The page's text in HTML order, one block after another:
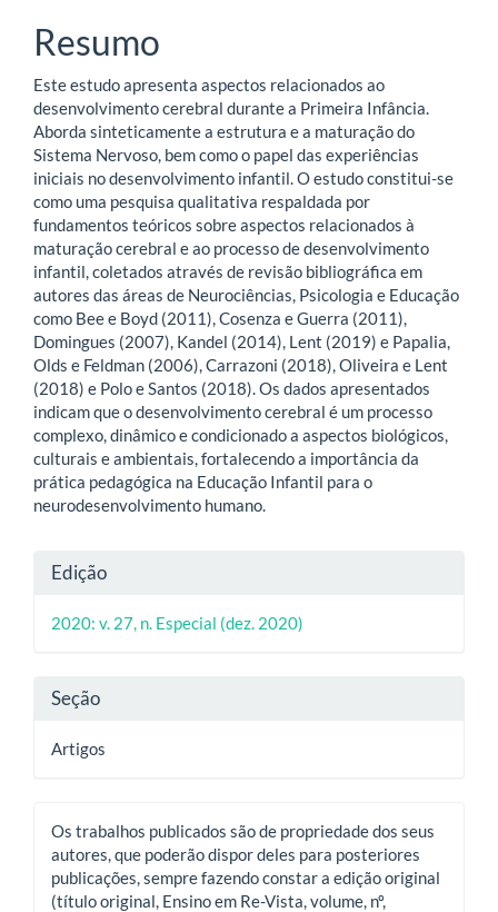
Resumo
Este estudo apresenta aspectos relacionados ao
desenvolvimento cerebral durante a Primeira Infância.
Aborda sinteticamente a estrutura e a maturação do
Sistema Nervoso, bem como o papel das experiências
iniciais no desenvolvimento infantil. O estudo constitui-se
como uma pesquisa qualitativa respaldada por
fundamentos teóricos sobre aspectos relacionados à
maturação cerebral e ao processo de desenvolvimento
infantil, coletados através de revisão bibliográfica em
autores das áreas de Neurociências, Psicologia e Educação
como Bee e Boyd (2011), Cosenza e Guerra (2011),
Domingues (2007), Kandel (2014), Lent (2019) e Papalia,
Olds e Feldman (2006), Carrazoni (2018), Oliveira e Lent
(2018) e Polo e Santos (2018). Os dados apresentados
indicam que o desenvolvimento cerebral é um processo
complexo, dinâmico e condicionado a aspectos biológicos,
culturais e ambientais, fortalecendo a importância da
prática pedagógica na Educação Infantil para o
neurodesenvolvimento humano.
Detalhes
do
Edição
2020: v. 27, n. Especial (dez. 2020)
Seção
Artigos
Os trabalhos publicados são de propriedade dos seus
autores, que poderão dispor deles para posteriores
publicações, sempre fazendo constar a edição original
(título original, Ensino em Re-Vista, volume, nº,